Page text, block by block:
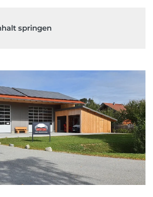
springen